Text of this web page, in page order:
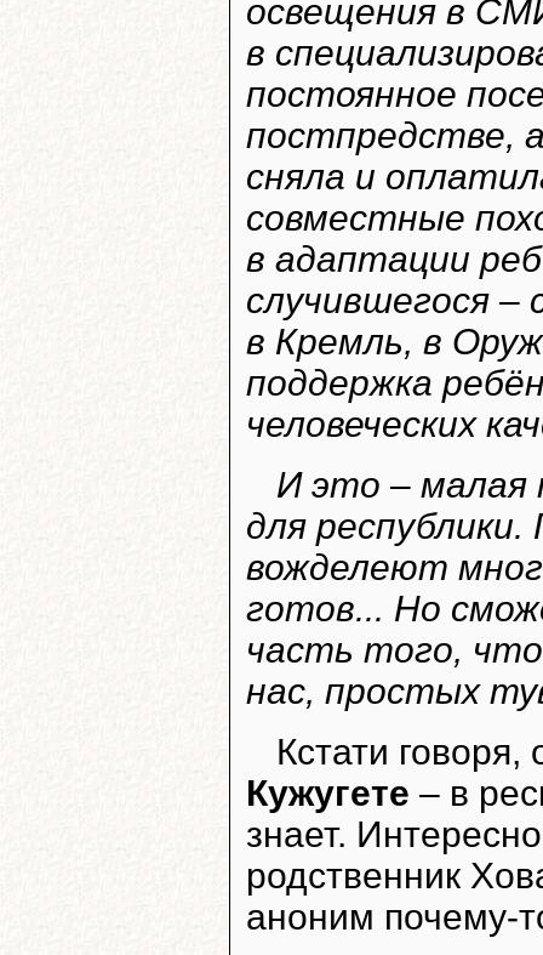
освещения в
в
постоянное
постпредстве,
сняла и
совместные
в адаптации
случившегося –
в Кремль, в
поддержка
человеческих
И это – малая
для
вожделеют
готов... Но
часть того,
нас, простых
Кстати
Кужугете – в
знает.
родственник
аноним почему-